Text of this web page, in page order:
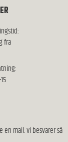
fra
mail. Vi besvarer så